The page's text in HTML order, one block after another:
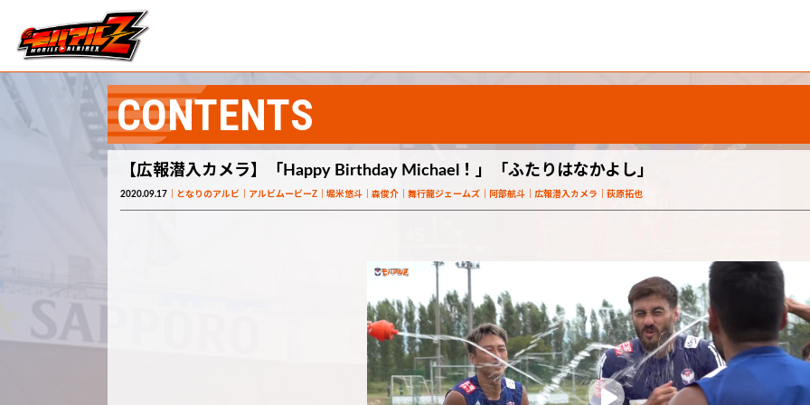
CONTENTS
【広報潜入カメラ】「Happy Birthday Michael！」「ふたりはなかよし」
2020.09.17 となりのアルビ アルビムービーZ 堀米悠斗 森俊介 舞行龍ジェームズ 阿部航斗 広報潜入カメラ 荻原拓也